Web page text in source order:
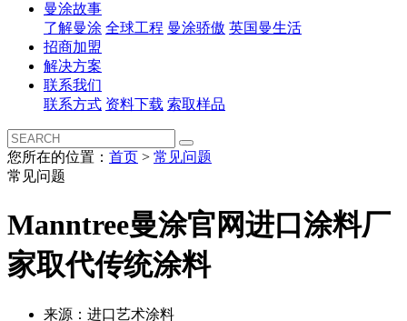
曼涂故事
了解曼涂 全球工程 曼涂骄傲 英国曼生活
招商加盟
解决方案
联系我们
联系方式 资料下载 索取样品
您所在的位置： 首页 > 常见问题
常见问题
Manntree曼涂官网进口涂料厂
家取代传统涂料
来源：进口艺术涂料